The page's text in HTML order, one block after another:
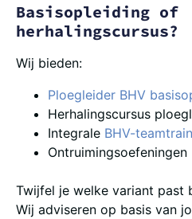
Basisopleiding of
herhalingscursus?
Wij bieden:
Ploegleider BHV
Herhalingscursus
Integrale BHV-
Ontruimingsoefeningen
Twijfel je welke variant past
Wij adviseren op basis van